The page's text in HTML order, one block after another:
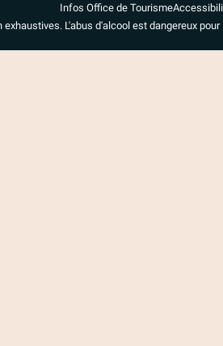
Infos Office de Tourisme
exhaustives. L'abus d'alcool est dangereux